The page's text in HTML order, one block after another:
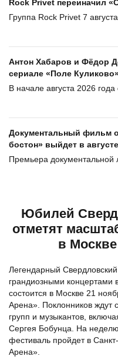
Rock Privet переиначил
Группа Rock Privet 7
Антон Хабаров и Фёдор
сериале «Поле
В начале августа 2026
Документальный фильм
бостон» выйдет в августе
Премьера документальной
Юбилей
отметят
в
Легендарный
грандиозными концертами
состоится в Москве 21
Арена». Поклонников ждут
групп и музыкантов,
Сергея Бобунца. На
фестиваль пройдет в
Арена».